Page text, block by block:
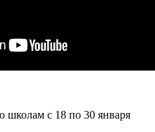
школам с 18 по 30 января